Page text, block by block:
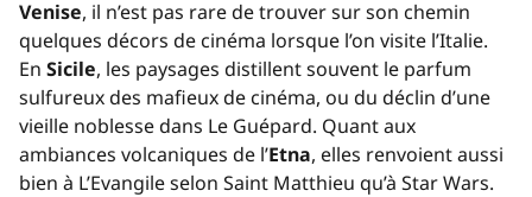
Venise, il n’est pas rare de trouver sur son chemin
quelques décors de cinéma lorsque l’on visite l’Italie.
En Sicile, les paysages distillent souvent le parfum
sulfureux des mafieux de cinéma, ou du déclin d’une
vieille noblesse dans Le Guépard. Quant aux
ambiances volcaniques de l’Etna, elles renvoient aussi
bien à L’Evangile selon Saint Matthieu qu’à Star Wars.